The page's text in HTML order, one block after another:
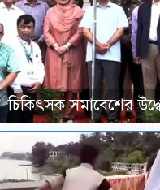
চিকিৎসক সমাবেশের